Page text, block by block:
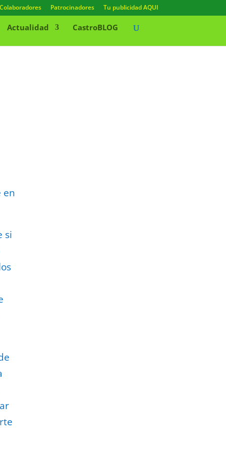
Colaboradores Patrocinadores Tu publicidad AQUI
Actualidad CastroBLOG
en
si